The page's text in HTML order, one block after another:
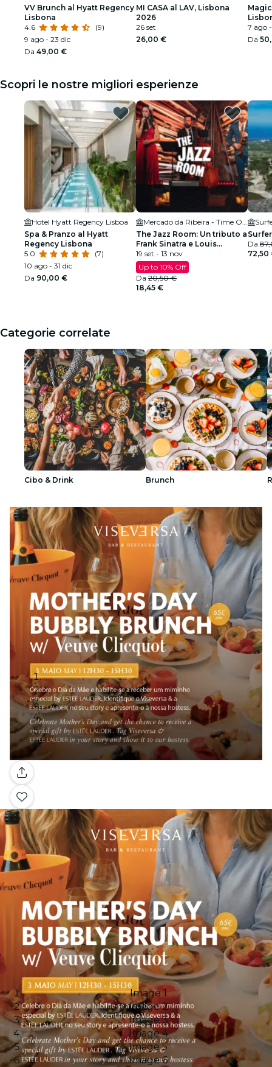
VV Brunch al Hyatt Regency
Lisbona
4.6
(9)
9 ago - 23 dic
Da 49,00 €
MI CASA al LAV, Lisbona
2026
26 set
26,00 €
7 ago
Da
Scopri le nostre migliori esperienze
Hotel Hyatt Regency Lisboa
Spa & Pranzo al Hyatt
Regency Lisbona
5.0
(7)
10 ago - 31 dic
Da 90,00 €
Mercado da Ribeira - Time Out Market
The Jazz Room: Un tributo a
Frank Sinatra e Louis
Armstrong
19 set - 13 nov
Up to 10% Off
Da 20,50 €
18,45 €
Da
72,50
Categorie correlate
Cibo & Drink Brunch
Galleria
Image 1
Image 2
Image 3
Image 4
Image 5
Image 6